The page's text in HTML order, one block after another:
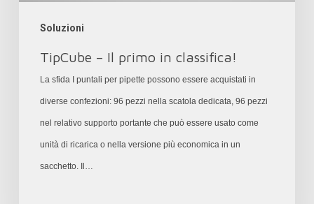
Soluzioni
TipCube – Il primo in classifica!
La sfida I puntali per pipette possono essere acquistati in
diverse confezioni: 96 pezzi nella scatola dedicata, 96 pezzi
nel relativo supporto portante che può essere usato come
unità di ricarica o nella versione più economica in un
sacchetto. Il…